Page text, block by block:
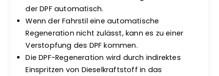
der DPF automatisch.
Wenn der Fahrstil eine automatische
Regeneration nicht zulässt, kann es zu einer
Verstopfung des DPF kommen.
Die DPF-Regeneration wird durch indirektes
Einspritzen von Dieselkraftstoff in das